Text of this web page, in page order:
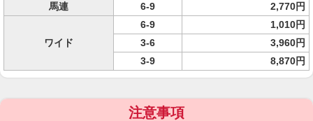
馬連
6-9 2,770円
ワイド
6-9
1,010円
3-6
3,960円
3-9
8,870円
注意事項